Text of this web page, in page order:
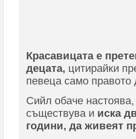
Красавицата е
децата, цитирайки
певеца само правото
Сийл обаче
съществува и иска
години, да живеят